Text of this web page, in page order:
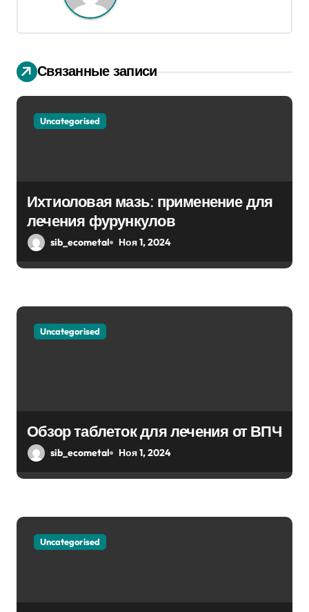
ц
и
я
п
и
я
Связанные записи
Uncategorised
Ихтиоловая мазь: применение для
лечения фурункулов
sib_ecometal Ноя 1, 2024
Uncategorised
Обзор таблеток для лечения от ВПЧ
sib_ecometal Ноя 1, 2024
Uncategorised